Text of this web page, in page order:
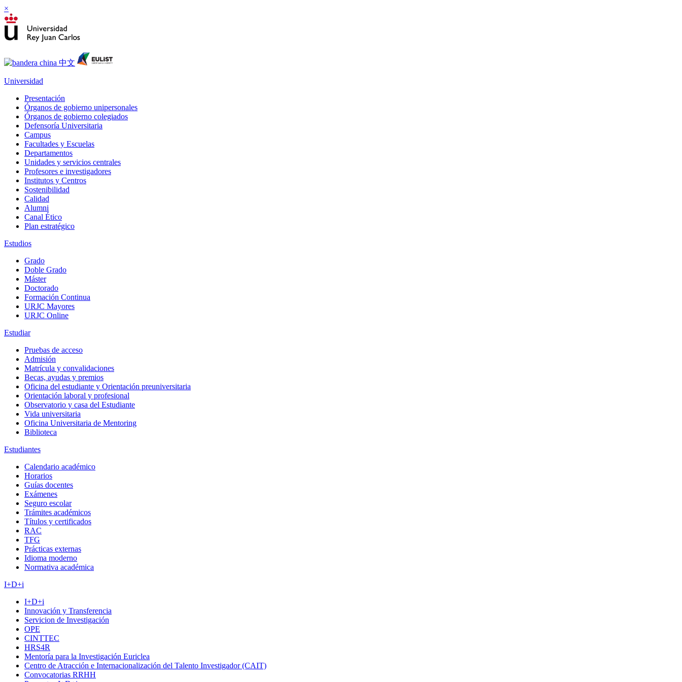
×
Universidad
Presentación
Órganos de gobierno unipersonales
Órganos de gobierno colegiados
Defensoría Universitaria
Campus
Facultades y Escuelas
Departamentos
Unidades y servicios centrales
Profesores e investigadores
Institutos y Centros
Sostenibilidad
Calidad
Alumni
Canal Ético
Plan estratégico
Estudios
Grado
Doble Grado
Máster
Doctorado
Formación Continua
URJC Mayores
URJC Online
Estudiar
Pruebas de acceso
Admisión
Matrícula y convalidaciones
Becas, ayudas y premios
Oficina del estudiante y Orientación preuniversitaria
Orientación laboral y profesional
Observatorio y casa del Estudiante
Vida universitaria
Oficina Universitaria de Mentoring
Biblioteca
Estudiantes
Calendario académico
Horarios
Guías docentes
Exámenes
Seguro escolar
Trámites académicos
Títulos y certificados
RAC
TFG
Prácticas externas
Idioma moderno
Normativa académica
I+D+i
I+D+i
Innovación y Transferencia
Servicion de Investigación
OPE
CINTTEC
HRS4R
Mentoría para la Investigación Euriclea
Centro de Atracción e Internacionalización del Talento Investigador (CAIT)
Convocatorias RRHH